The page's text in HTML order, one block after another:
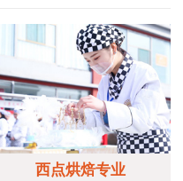
西点烘焙专业